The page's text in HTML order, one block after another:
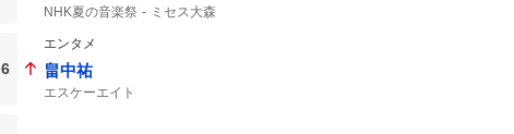
NHK夏の音楽祭 ミセス大森
6
エンタメ
畠中祐
エスケーエイト